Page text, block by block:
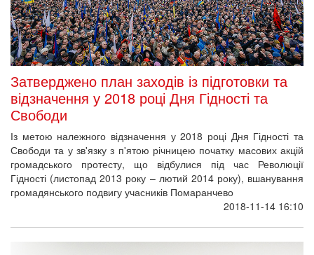
Затверджено план заходів із підготовки та
відзначення у 2018 році Дня Гідності та
Свободи
Із метою належного відзначення у 2018 році Дня Гідності та
Свободи та у зв'язку з п'ятою річницею початку масових акцій
громадського протесту, що відбулися під час Революції
Гідності (листопад 2013 року – лютий 2014 року), вшанування
громадянського подвигу учасників Помаранчево
2018-11-14 16:10